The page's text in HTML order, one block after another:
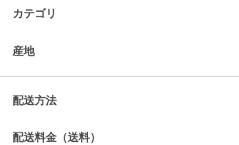
カテゴリ
産地
配送方法
配送料金（送料）